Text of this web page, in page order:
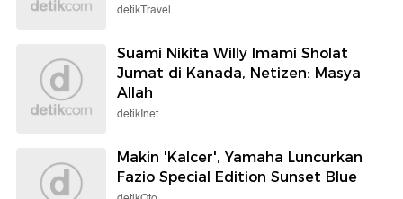
detikTravel
Suami Nikita Willy Imami Sholat
Jumat di Kanada, Netizen: Masya
Allah
detikInet
Makin 'Kalcer', Yamaha Luncurkan
Fazio Special Edition Sunset Blue